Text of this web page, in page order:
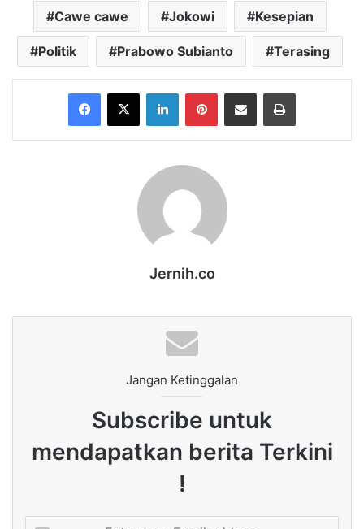
Cawe cawe Jokowi Kesepian
Politik Prabowo Subianto Terasing
Facebook
X LinkedInPinterestShare via Email Print
Jernih.co
Jangan Ketinggalan
Subscribe untuk
mendapatkan berita Terkini
!